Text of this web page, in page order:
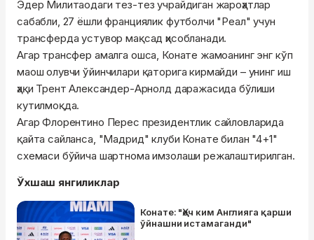
Эдер Милитаодаги тез-тез учрайдиган жароҳатлар
сабабли, 27 ёшли франциялик футболчи "Реал" учун
трансферда устувор мақсад ҳисобланади.
Агар трансфер амалга ошса, Конате жамоанинг энг кўп
маош олувчи ўйинчилари қаторига кирмайди – унинг иш
ҳақи Трент Александер-Арнолд даражасида бўлиши
кутилмоқда.
Агар Флорентино Перес президентлик сайловларида
қайта сайланса, "Мадрид" клуби Конате билан "4+1"
схемаси бўйича шартнома имзолаши режалаштирилган.
Ўхшаш янгиликлар
Конате: "Ҳеч ким Англияга қарши
ўйнашни истамаганди"